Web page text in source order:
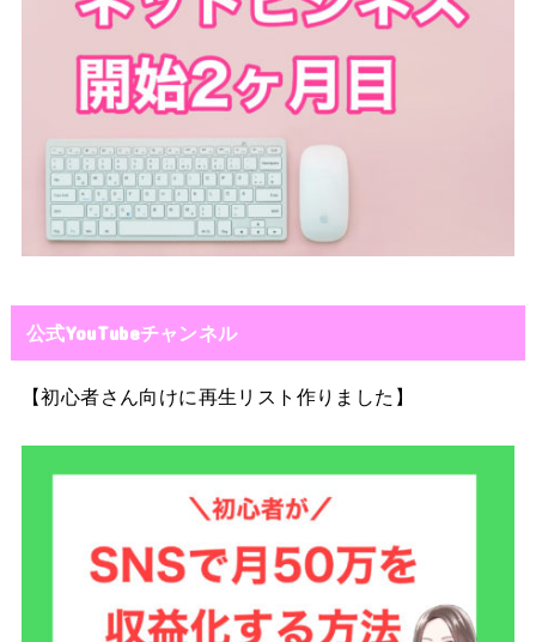
公式YouTubeチャンネル
【初心者さん向けに再生リスト作りました】